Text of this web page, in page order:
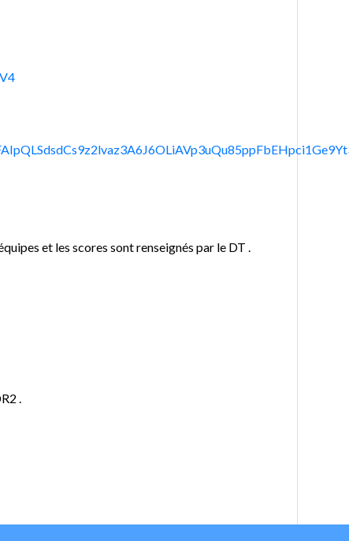
et les scores sont renseignés par le DT .
.